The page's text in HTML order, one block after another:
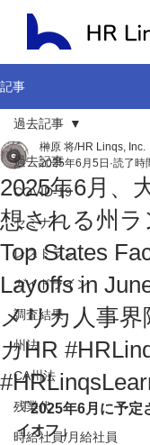
記事
過去記事
COVID-19
セミナー
レストラン
ガイドライン
調査結果
州法
CA州法
残業代
時給社員/月給社員
過去記事
2025年6月、
想される州
Top States
Layoffs in
メリカ人事界
カHR
榊原 将/HR Linqs, Inc.
2025年6月5日 読了時
「2025年6月に予定
イオフ」